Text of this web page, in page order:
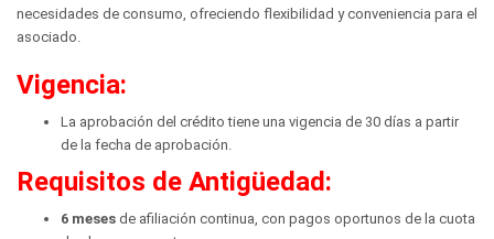
necesidades de consumo, ofreciendo flexibilidad y conveniencia para el
asociado.
Vigencia:
La aprobación del crédito tiene una vigencia de 30 días a partir
de la fecha de aprobación.
Requisitos de Antigüedad:
6 meses de afiliación continua, con pagos oportunos de la cuota